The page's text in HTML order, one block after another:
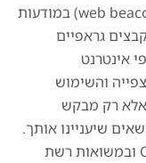
במחשבך ומשבצות "משואות רשת" (web beacons) במודעות
גראפיים
אינטרנט
והשימוש
אלא רק מבקש
שיעניינו אותך.
השימוש שחברות אלה עושות ב-Cookies ובמשואות רשת